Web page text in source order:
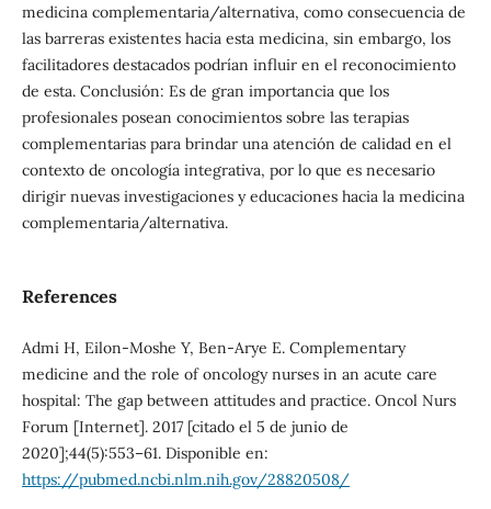
medicina complementaria/alternativa, como consecuencia de
las barreras existentes hacia esta medicina, sin embargo, los
facilitadores destacados podrían influir en el reconocimiento
de esta. Conclusión: Es de gran importancia que los
profesionales posean conocimientos sobre las terapias
complementarias para brindar una atención de calidad en el
contexto de oncología integrativa, por lo que es necesario
dirigir nuevas investigaciones y educaciones hacia la medicina
complementaria/alternativa.
References
Admi H, Eilon-Moshe Y, Ben-Arye E. Complementary
medicine and the role of oncology nurses in an acute care
hospital: The gap between attitudes and practice. Oncol Nurs
Forum [Internet]. 2017 [citado el 5 de junio de
2020];44(5):553–61. Disponible en:
https://pubmed.ncbi.nlm.nih.gov/28820508/